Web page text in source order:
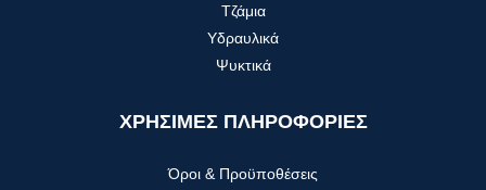
Τζάμια
Υδραυλικά
Ψυκτικά
ΧΡΗΣΙΜΕΣ ΠΛΗΡΟΦΟΡΙΕΣ
Όροι & Προϋποθέσεις